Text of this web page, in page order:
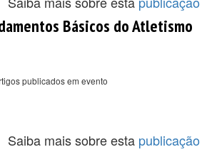
Básicos do Atletismo
publicados em evento
Saiba mais sobre esta publicação